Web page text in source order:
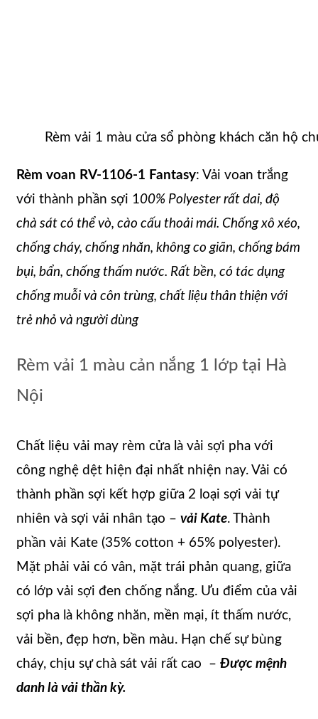
Rèm vải 1 màu cửa sổ phòng khách căn hộ
Rèm voan RV-1106-1 Fantasy: Vải voan trắng
với thành phần sợi 100% Polyester rất dai, độ
chà sát có thể vò, cào cấu thoải mái. Chống xô xéo,
chống cháy, chống nhăn, không co giãn, chống bám
bụi, bẩn, chống thấm nước. Rất bền, có tác dụng
chống muỗi và côn trùng, chất liệu thân thiện với
trẻ nhỏ và người dùng
Rèm vải 1 màu cản nắng 1 lớp tại Hà
Nội
Chất liệu vải may rèm cửa là vải sợi pha với
công nghệ dệt hiện đại nhất nhiện nay. Vải có
thành phần sợi kết hợp giữa 2 loại sợi vải tự
nhiên và sợi vải nhân tạo – vải Kate. Thành
phần vải Kate (35% cotton + 65% polyester).
Mặt phải vải có vân, mặt trái phản quang, giữa
có lớp vải sợi đen chống nắng. Ưu điểm của vải
sợi pha là không nhăn, mền mại, ít thấm nước,
vải bền, đẹp hơn, bền màu. Hạn chế sự bùng
cháy, chịu sự chà sát vải rất cao – Được mệnh
danh là vải thần kỳ.